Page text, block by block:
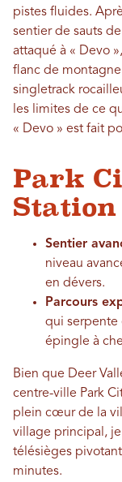
pistes fluides.
sentier de sauts
attaqué à « Devo
flanc de
singletrack
les limites de ce
« Devo » est fait
Park
Sentier
niveau
en dévers.
Parcours
qui serpente
épingle à
Bien que Deer
centre-ville Park
plein cœur de la
village principal,
télésièges
minutes.